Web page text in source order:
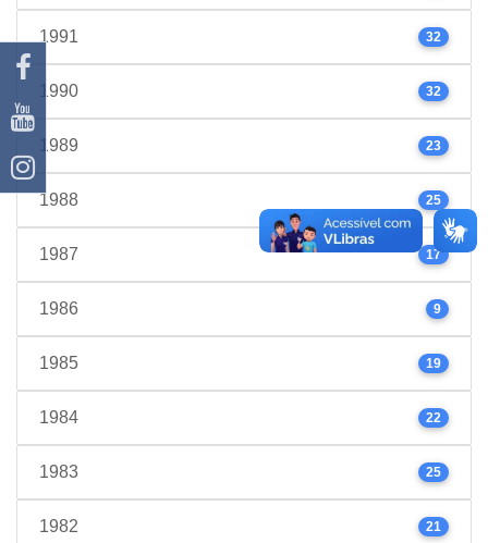
1991 32
1990 32
1989 23
1988 25
1987 17
1986 9
1985 19
1984 22
1983 25
1982 21